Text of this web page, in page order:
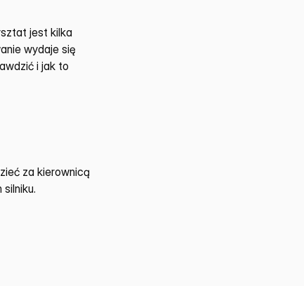
jest kilka
wydaje się
i jak to
za kierownicą